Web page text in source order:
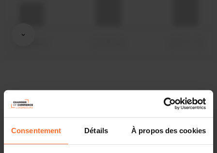
Consentement Détails À propos des cookies
Affaires économiques Chambre de Commerce
Share this article